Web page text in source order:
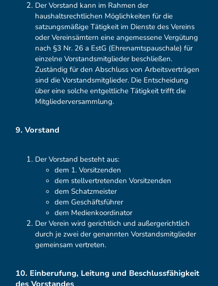
Der Vorstand kann im Rahmen der
haushaltsrechtlichen Möglichkeiten für die
satzungsmäßige Tätigkeit im Dienste des Vereins
oder Vereinsämtern eine angemessene Vergütung
nach §3 Nr. 26 a EstG (Ehrenamtspauschale) für
einzelne Vorstandsmitglieder beschließen.
Zuständig für den Abschluss von Arbeitsverträgen
sind die Vorstandsmitglieder. Die Entscheidung
über eine solche entgeltliche Tätigkeit trifft die
Mitgliederversammlung.
9. Vorstand
Der Vorstand besteht aus:
dem 1. Vorsitzenden
dem stellvertretenden Vorsitzenden
dem Schatzmeister
dem Geschäftsführer
dem Medienkoordinator
Der Verein wird gerichtlich und außergerichtlich
durch je zwei der genannten Vorstandsmitglieder
gemeinsam vertreten.
10. Einberufung, Leitung und Beschlussfähigkeit